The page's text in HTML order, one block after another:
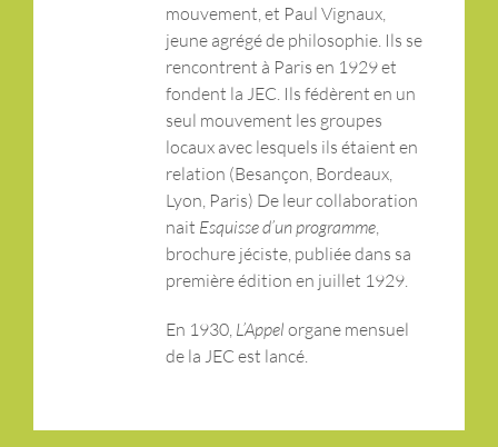
mouvement, et Paul Vignaux,
jeune agrégé de philosophie. Ils se
rencontrent à Paris en 1929 et
fondent la JEC. Ils fédèrent en un
seul mouvement les groupes
locaux avec lesquels ils étaient en
relation (Besançon, Bordeaux,
Lyon, Paris) De leur collaboration
nait Esquisse d’un programme,
brochure jéciste, publiée dans sa
première édition en juillet 1929.
En 1930, L’Appel organe mensuel
de la JEC est lancé.